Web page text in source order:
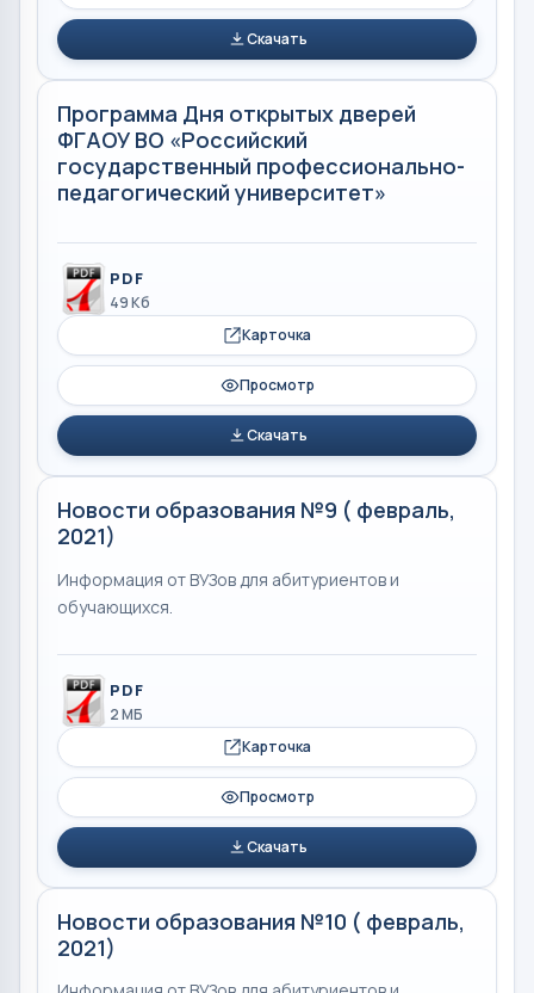
Скачать
Программа Дня открытых дверей
ФГАОУ ВО «Российский
государственный профессионально-
педагогический университет»
PDF
49 Кб
Карточка
Просмотр
Скачать
Новости образования №9 ( февраль,
2021)
Информация от ВУЗов для абитуриентов и
обучающихся.
PDF
2 МБ
Карточка
Просмотр
Скачать
Новости образования №10 ( февраль,
2021)